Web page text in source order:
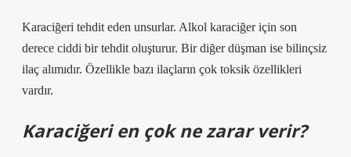
Karaciğeri tehdit eden unsurlar. Alkol karaciğer için son
derece ciddi bir tehdit oluşturur. Bir diğer düşman ise bilinçsiz
ilaç alımıdır. Özellikle bazı ilaçların çok toksik özellikleri
vardır.
Karaciğeri en çok ne zarar verir?